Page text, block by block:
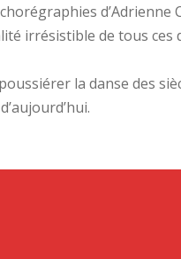
d’Adrienne
irrésistible de tous ces
la danse des